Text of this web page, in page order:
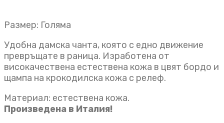
Размер: Голяма
Удобна дамска чанта, която с едно движение
превръщате в раница. Изработена от
високачествена естествена кожа в цвят бордо и
щампа на крокодилска кожа с релеф.
Материал: естествена кожа.
Произведена в Италия!